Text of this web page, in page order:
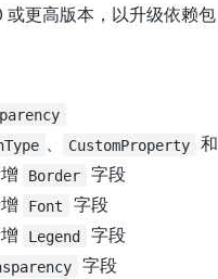
或更高版本，以升级依赖包
、 CustomProperty 和
Border
字段
Font
字段
Legend
字段
字段